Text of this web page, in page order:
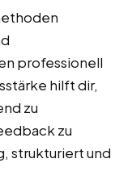
professionell
hilft dir,
zu
zu
strukturiert und